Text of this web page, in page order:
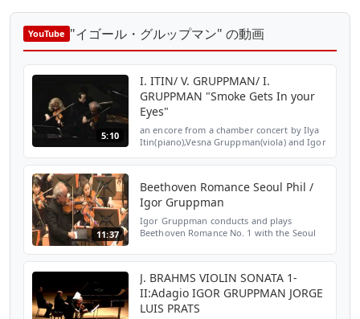
YouTube "イゴール・グルップマン" の動画
5:10
I. ITIN/ V. GRUPPMAN/ I.
GRUPPMAN "Smoke Gets In your
Eyes"
an encore from a chamber concert by Ilya
Itin(piano),Vesna Gruppman(viola) and Igor
11:37
Beethoven Romance Seoul Phil /
Igor Gruppman
Igor Gruppman conducts and plays
Beethoven Romance No. 1 with the Seoul
J. BRAHMS VIOLIN SONATA 1-
II:Adagio IGOR GRUPPMAN JORGE
LUIS PRATS